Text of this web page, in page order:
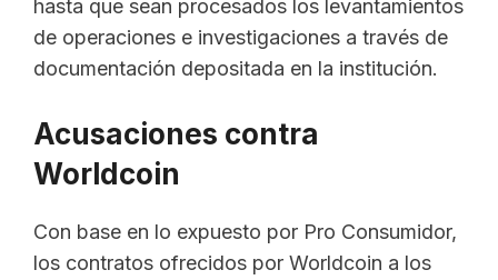
hasta que sean procesados los levantamientos
de operaciones e investigaciones a través de
documentación depositada en la institución.
Acusaciones contra
Worldcoin
Con base en lo expuesto por Pro Consumidor,
los contratos ofrecidos por Worldcoin a los